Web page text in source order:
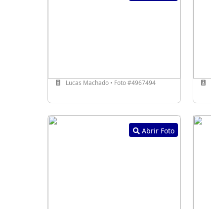
Lucas Machado • Foto #4967494
Abrir Foto